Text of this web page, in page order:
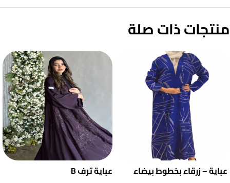
منتجات ذات صلة
عباية – زرقاء بخطوط بيضاء
عباية ترف B